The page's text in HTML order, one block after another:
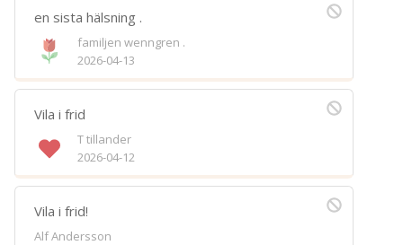
en sista hälsning .
familjen wenngren .
2026-04-13
Vila i frid
T tillander
2026-04-12
Vila i frid!
Alf Andersson